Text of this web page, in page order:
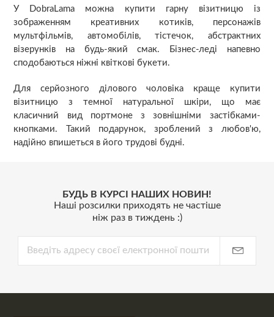
У DobraLama можна купити гарну візитницю із
зображенням креативних котиків, персонажів
мультфільмів, автомобілів, тістечок, абстрактних
візерунків на будь-який смак. Бізнес-леді напевно
сподобаються ніжні квіткові букети.
Для серйозного ділового чоловіка краще купити
візитницю з темної натуральної шкіри, що має
класичний вид портмоне з зовнішніми застібками-
кнопками. Такий подарунок, зроблений з любов'ю,
надійно впишеться в його трудові будні.
БУДЬ В КУРСІ НАШИХ НОВИН!
Наші розсилки приходять не частіше
ніж раз в тиждень :)